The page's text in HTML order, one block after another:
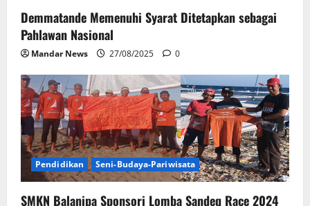
Demmatande Memenuhi Syarat Ditetapkan sebagai
Pahlawan Nasional
Mandar News 27/08/2025 0
Pendidikan Seni-Budaya-Pariwisata
SMKN Balanipa Sponsori Lomba Sandeq Race 2024